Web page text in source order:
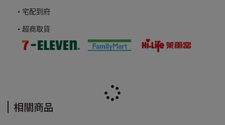
• 宅配到府
• 超商取貨
相關商品